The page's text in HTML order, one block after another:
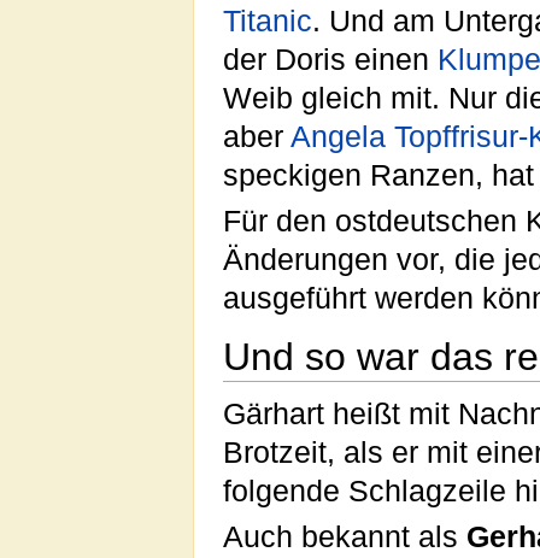
Titanic. Und am
der Doris einen
Weib gleich mit. Nur
aber Angela Topffrisur-
speckigen Ranzen,
Für den ostdeutschen
Änderungen vor, die
ausgeführt werden
Und so war das
Gärhart heißt mit
Brotzeit, als er mit
folgende Schlagzeile
Auch bekannt als